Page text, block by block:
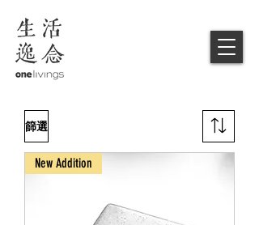
篩選
New Addition